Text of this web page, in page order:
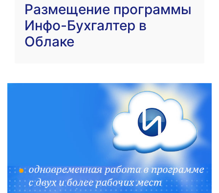
Размещение программы
Инфо-Бухгалтер в
Облаке